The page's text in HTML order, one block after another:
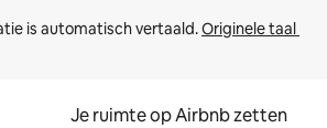
is automatisch vertaald. Originele taal
Je ruimte op Airbnb zetten